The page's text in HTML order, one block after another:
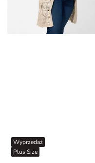
Wyprzedaż
Plus Size